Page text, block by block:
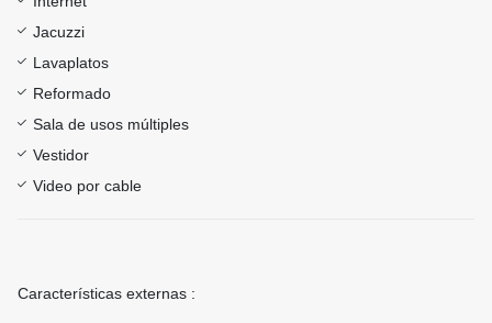
Jacuzzi
Lavaplatos
Reformado
Sala de usos múltiples
Vestidor
Video por cable
Características externas :